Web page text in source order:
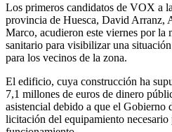
Los primeros candidatos de VOX a
provincia de Huesca, David Arranz,
Marco, acudieron este viernes por la
sanitario para visibilizar una
para los vecinos de la zona.
El edificio, cuya construcción ha
7,1 millones de euros de dinero
asistencial debido a que el Gobierno
licitación del equipamiento necesario